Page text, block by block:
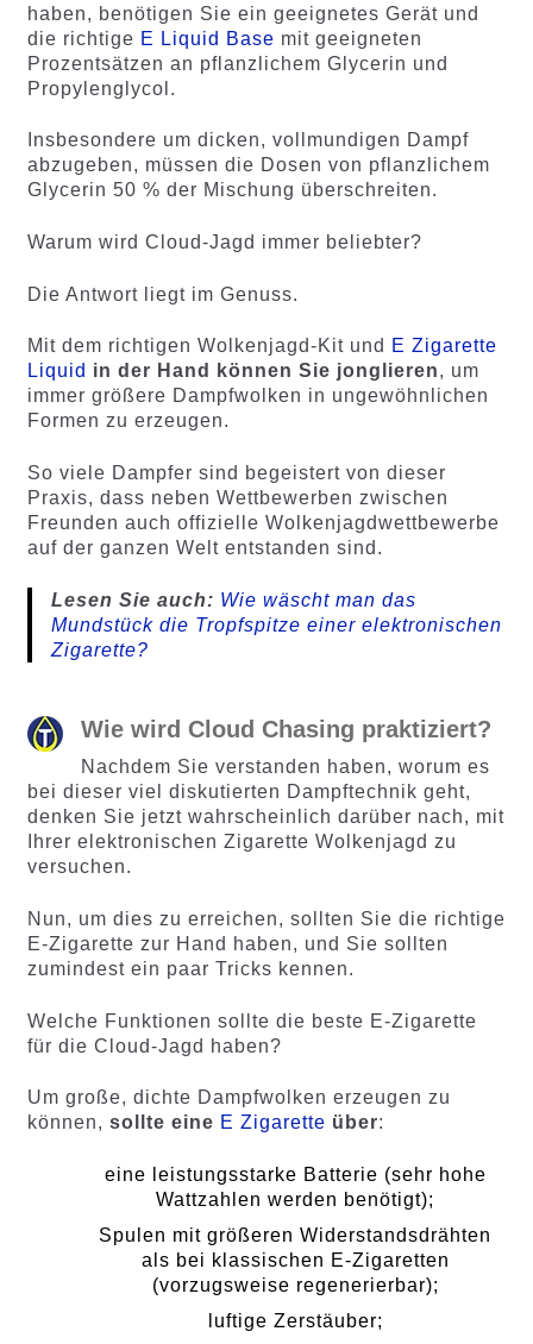
haben, benötigen Sie ein geeignetes Gerät und
die richtige E Liquid Base mit geeigneten
Prozentsätzen an pflanzlichem Glycerin und
Propylenglycol.
Insbesondere um dicken, vollmundigen Dampf
abzugeben, müssen die Dosen von pflanzlichem
Glycerin 50 % der Mischung überschreiten.
Warum wird Cloud-Jagd immer beliebter?
Die Antwort liegt im Genuss.
Mit dem richtigen Wolkenjagd-Kit und E Zigarette
Liquid in der Hand können Sie jonglieren, um
immer größere Dampfwolken in ungewöhnlichen
Formen zu erzeugen.
So viele Dampfer sind begeistert von dieser
Praxis, dass neben Wettbewerben zwischen
Freunden auch offizielle Wolkenjagdwettbewerbe
auf der ganzen Welt entstanden sind.
Lesen Sie auch: Wie wäscht man das
Mundstück die Tropfspitze einer elektronischen
Zigarette?
Wie wird Cloud Chasing praktiziert?
Nachdem Sie verstanden haben, worum es
bei dieser viel diskutierten Dampftechnik geht,
denken Sie jetzt wahrscheinlich darüber nach, mit
Ihrer elektronischen Zigarette Wolkenjagd zu
versuchen.
Nun, um dies zu erreichen, sollten Sie die richtige
E-Zigarette zur Hand haben, und Sie sollten
zumindest ein paar Tricks kennen.
Welche Funktionen sollte die beste E-Zigarette
für die Cloud-Jagd haben?
Um große, dichte Dampfwolken erzeugen zu
können, sollte eine E Zigarette über:
eine leistungsstarke Batterie (sehr hohe
Wattzahlen werden benötigt);
Spulen mit größeren Widerstandsdrähten
als bei klassischen E-Zigaretten
(vorzugsweise regenerierbar);
luftige Zerstäuber;